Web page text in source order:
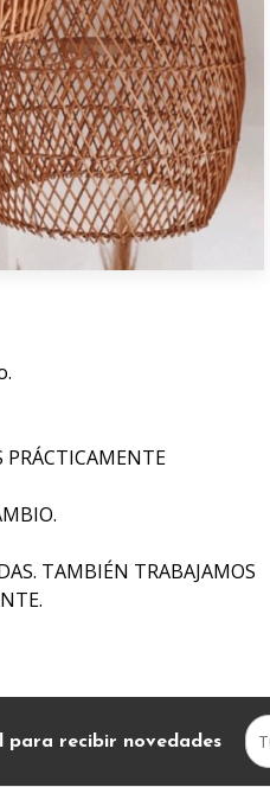
PRÁCTICAMENTE
TAMBIÉN TRABAJAMOS
para recibir novedades